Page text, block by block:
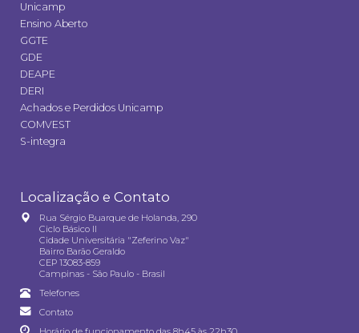
Unicamp
Ensino Aberto
GGTE
GDE
DEAPE
DERI
Achados e Perdidos Unicamp
COMVEST
S-integra
Localização e Contato
Rua Sérgio Buarque de Holanda, 290
Ciclo Básico II
Cidade Universitária "Zeferino Vaz"
Bairro Barão Geraldo
CEP 13083-859
Campinas - São Paulo - Brasil
Telefones
Contato